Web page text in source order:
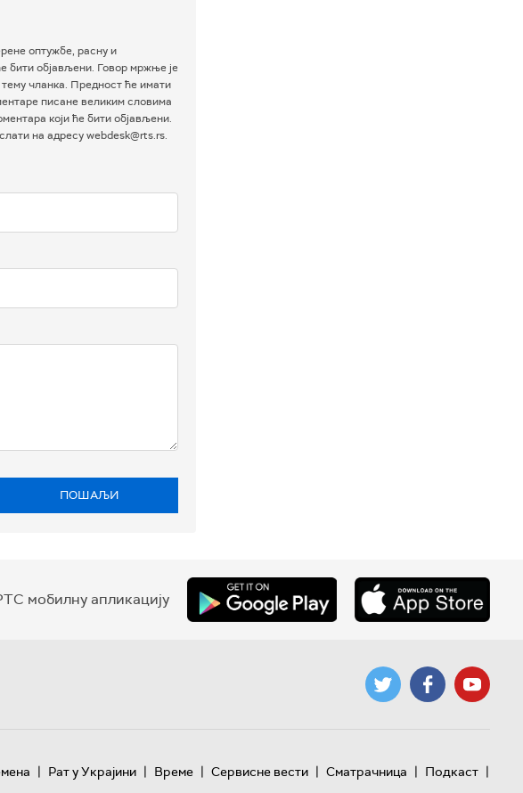
оптужбе, расну и
бити објављени. Говор мржње је
чланка. Предност ће имати
писане великим словима
који ће бити објављени.
на адресу webdesk@rts.rs.
ПОШАЉИ
мобилну апликацију
| Рат у Украјини | Време | Сервисне вести | Сматрачница | Подкаст |